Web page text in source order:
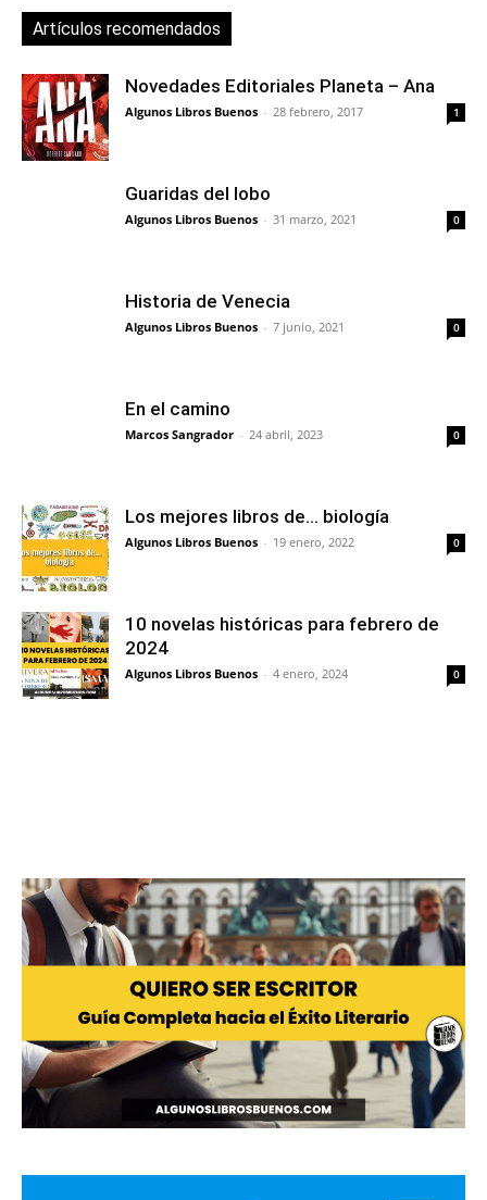
Artículos recomendados
Novedades Editoriales Planeta – Ana
Algunos Libros Buenos - 28 febrero, 2017 1
Guaridas del lobo
Algunos Libros Buenos - 31 marzo, 2021 0
Historia de Venecia
Algunos Libros Buenos - 7 junio, 2021 0
En el camino
Marcos Sangrador - 24 abril, 2023 0
Los mejores libros de… biología
Algunos Libros Buenos - 19 enero, 2022 0
10 novelas históricas para febrero de
2024
Algunos Libros Buenos - 4 enero, 2024 0